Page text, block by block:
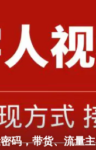
码，带货、流量主